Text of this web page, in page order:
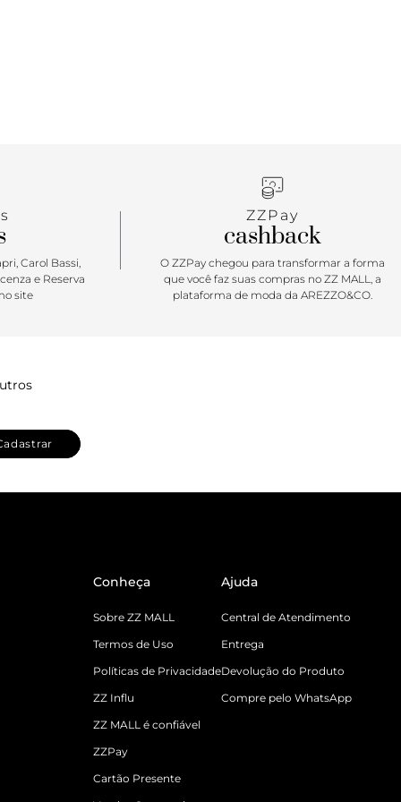
Carol Bassi,
e Reserva
site
ZZPay
cashback
O ZZPay chegou para transformar a forma
que você faz suas compras no ZZ MALL, a
plataforma de moda da AREZZO&CO.
Conheça
Sobre ZZ MALL
Termos de Uso
Políticas de Privacidade
ZZ Influ
ZZ MALL é confiável
ZZPay
Cartão Presente
Ajuda
Central de Atendimento
Entrega
Devolução do Produto
Compre pelo WhatsApp